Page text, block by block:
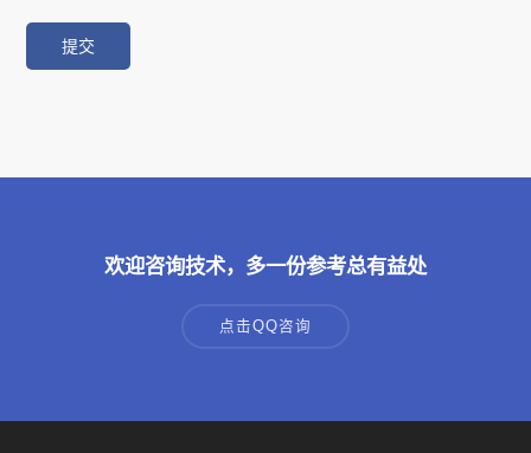
欢迎咨询技术，多一份参考总有益处
点击QQ咨询